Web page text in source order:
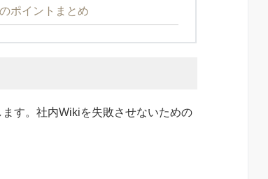
ポイントまとめ
す。社内Wikiを失敗させないための